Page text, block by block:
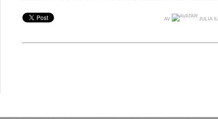
AV JULIA